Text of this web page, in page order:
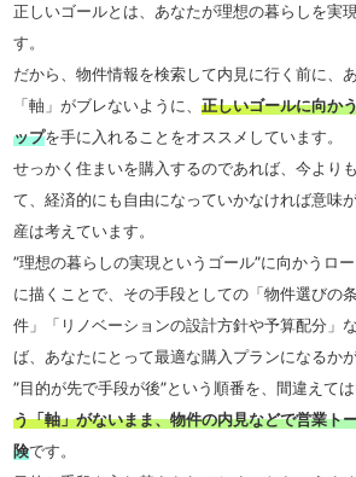
正しいゴールとは、あなたが理想の暮らしを実
す。
だから、物件情報を検索して内見に行く前に、
「軸」がブレないように、正しいゴールに向か
ップを手に入れることをオススメしています。
せっかく住まいを購入するのであれば、今より
て、経済的にも自由になっていかなければ意味
産は考えています。
”理想の暮らしの実現というゴール”に向かうロ
に描くことで、その手段としての「物件選びの
件」「リノベーションの設計方針や予算配分」
ば、あなたにとって最適な購入プランになるか
”目的が先で手段が後”という順番を、間違えて
う「軸」がないまま、物件の内見などで営業ト
険です。